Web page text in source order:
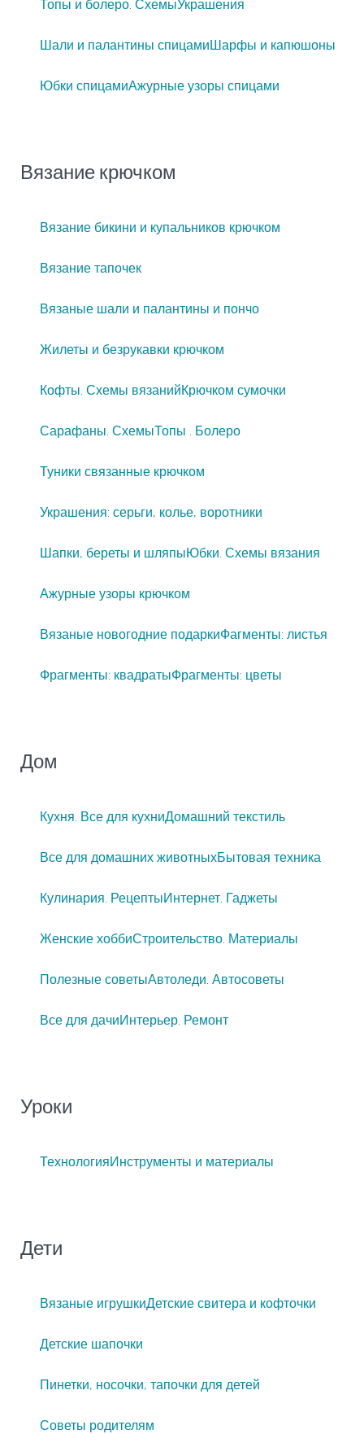
Топы и болеро. СхемыУкрашения
Шали и палантины спицамиШарфы и капюшоны
Юбки спицамиАжурные узоры спицами
Вязание крючком
Вязание бикини и купальников крючком
Вязание тапочек
Вязаные шали и палантины и пончо
Жилеты и безрукавки крючком
Кофты. Схемы вязанийКрючком сумочки
Сарафаны. СхемыТопы . Болеро
Туники связанные крючком
Украшения: серьги, колье, воротники
Шапки, береты и шляпыЮбки. Схемы вязания
Ажурные узоры крючком
Вязаные новогодние подаркиФагменты: листья
Фрагменты: квадратыФрагменты: цветы
Дом
Кухня. Все для кухниДомашний текстиль
Все для домашних животныхБытовая техника
Кулинария. РецептыИнтернет. Гаджеты
Женские хоббиСтроительство. Материалы
Полезные советыАвтоледи. Автосоветы
Все для дачиИнтерьер. Ремонт
Уроки
ТехнологияИнструменты и материалы
Дети
Вязаные игрушкиДетские свитера и кофточки
Детские шапочки
Пинетки, носочки, тапочки для детей
Советы родителям